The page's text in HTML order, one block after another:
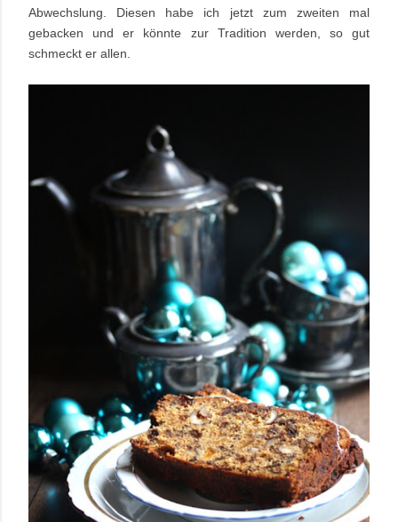
Abwechslung. Diesen habe ich jetzt zum zweiten mal
gebacken und er könnte zur Tradition werden, so gut
schmeckt er allen.